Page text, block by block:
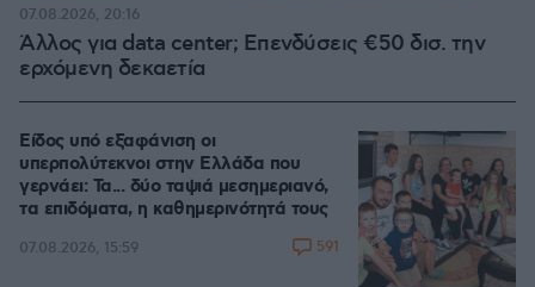
Άλλος για data center; Επενδύσεις €50 δισ. την
ερχόμενη δεκαετία
07.08.2026, 20:16
Είδος υπό εξαφάνιση οι
υπερπολύτεκνοι στην Ελλάδα που
γερνάει: Τα... δύο ταψιά μεσημεριανό,
τα επιδόματα, η καθημερινότητά τους
07.08.2026, 15:59 591